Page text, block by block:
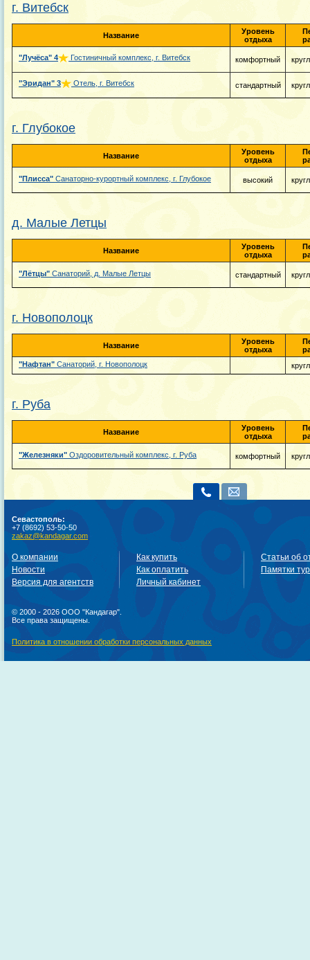
г. Витебск
Название
Уровень
отдыха
"Лучёса" 4 Гостиничный комплекс, г. Витебск комфортный
"Эридан" 3 Отель, г. Витебск стандартный
г. Глубокое
Название
Уровень
отдыха
"Плисса" Санаторно-курортный комплекс, г. Глубокое высокий
д. Малые Летцы
Название
Уровень
отдыха
"Лётцы" Санаторий, д. Малые Летцы стандартный
г. Новополоцк
Название
Уровень
отдыха
"Нафтан" Санаторий, г. Новополоцк
г. Руба
Название
Уровень
отдыха
"Железняки" Оздоровительный комплекс, г. Руба комфортный
Севастополь:
+7 (8692) 53-50-50
zakaz@kandagar.com
О компании
Новости
Версия для агентств
Как купить
Как оплатить
Личный кабинет
Статьи об
Памятки
© 2000 - 2026 ООО "Кандагар".
Все права защищены.
Политика в отношении обработки персональных данных